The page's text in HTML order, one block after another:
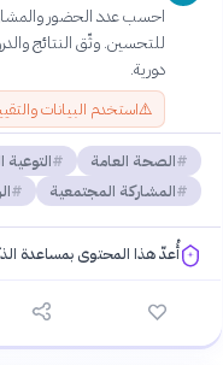
احسب عدد الحضور
للتحسين. وثّق النتائج
دورية.
⚠️استخدم البيانات
الصحة العامة
المشاركة المجتمعية
أُعدّ هذا المحتوى بمساعدة